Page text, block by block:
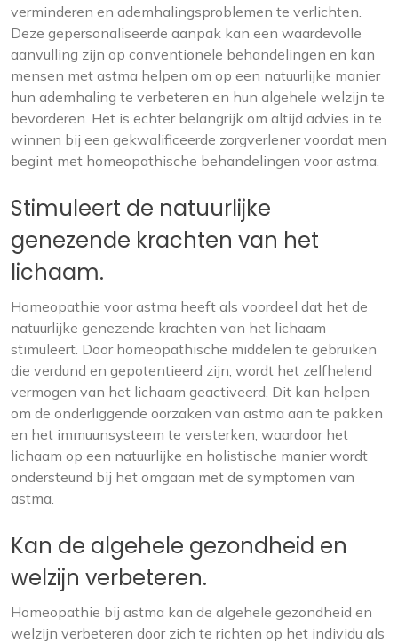
verminderen en ademhalingsproblemen te verlichten.
Deze gepersonaliseerde aanpak kan een waardevolle
aanvulling zijn op conventionele behandelingen en kan
mensen met astma helpen om op een natuurlijke manier
hun ademhaling te verbeteren en hun algehele welzijn te
bevorderen. Het is echter belangrijk om altijd advies in te
winnen bij een gekwalificeerde zorgverlener voordat men
begint met homeopathische behandelingen voor astma.
Stimuleert de natuurlijke
genezende krachten van het
lichaam.
Homeopathie voor astma heeft als voordeel dat het de
natuurlijke genezende krachten van het lichaam
stimuleert. Door homeopathische middelen te gebruiken
die verdund en gepotentieerd zijn, wordt het zelfhelend
vermogen van het lichaam geactiveerd. Dit kan helpen
om de onderliggende oorzaken van astma aan te pakken
en het immuunsysteem te versterken, waardoor het
lichaam op een natuurlijke en holistische manier wordt
ondersteund bij het omgaan met de symptomen van
astma.
Kan de algehele gezondheid en
welzijn verbeteren.
Homeopathie bij astma kan de algehele gezondheid en
welzijn verbeteren door zich te richten op het individu als